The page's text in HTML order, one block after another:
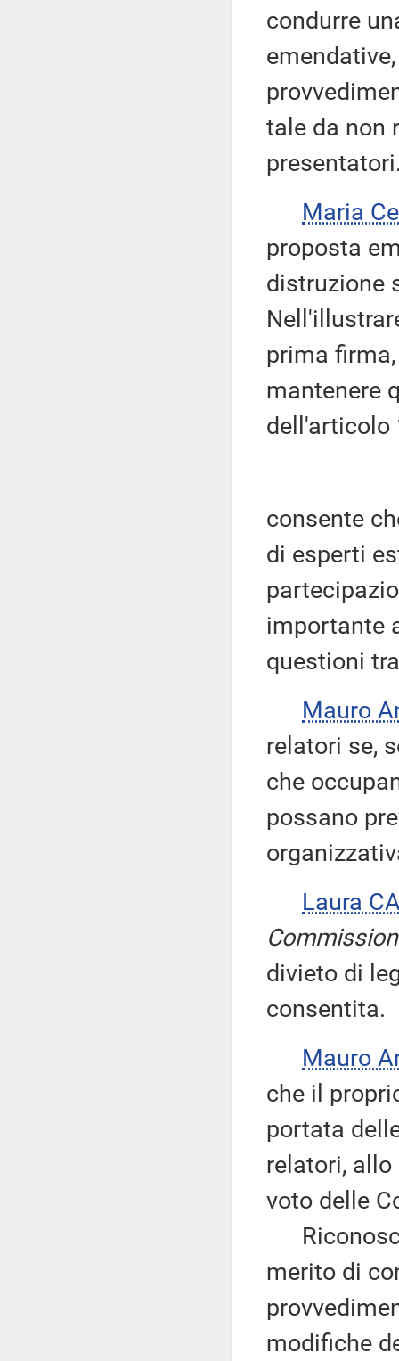
condurre
tale da non
Maria
proposta
distruzione
prima
mantenere
dell'articolo
consente
di esperti
importante
questioni
Mauro
relatori se,
che
possano
Laura
divieto di
consentita.
Mauro
che il
portata
relatori,
voto delle
merito di
modifiche